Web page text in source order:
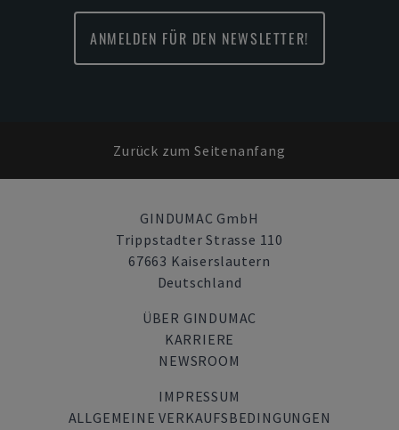
ANMELDEN FÜR DEN NEWSLETTER!
Zurück zum Seitenanfang
GINDUMAC GmbH
Trippstadter Strasse 110
67663 Kaiserslautern
Deutschland
ÜBER GINDUMAC
KARRIERE
NEWSROOM
IMPRESSUM
ALLGEMEINE VERKAUFSBEDINGUNGEN